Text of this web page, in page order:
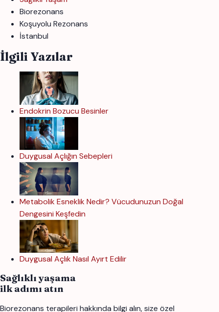
Biorezonans
Koşuyolu Rezonans
İstanbul
İlgili Yazılar
Endokrin Bozucu Besinler
Duygusal Açlığın Sebepleri
Metabolik Esneklik Nedir? Vücudunuzun Doğal
Dengesini Keşfedin
Duygusal Açlık Nasıl Ayırt Edilir
Sağlıklı yaşama
ilk adımı atın
Biorezonans terapileri hakkında bilgi alın, size özel